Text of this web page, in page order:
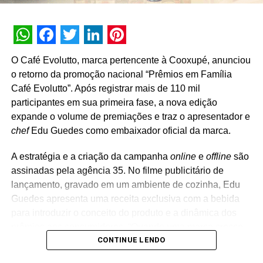
WhatsApp
Facebook
Twitter
LinkedIn
Pinterest
O Café Evolutto, marca pertencente à Cooxupé, anunciou
o retorno da promoção nacional “Prêmios em Família
Café Evolutto”. Após registrar mais de 110 mil
participantes em sua primeira fase, a nova edição
expande o volume de premiações e traz o apresentador e
chefEdu Guedes como embaixador oficial da marca.
A estratégia e a criação da campanha onlinee offlinesão
assinadas pela agência 35. No filme publicitário de
lançamento, gravado em um ambiente de cozinha, Edu
Guedes apresenta uma receita exclusiva com a bebida
de forma consistente, a comunicação também precisa
CONTINUE LENDO